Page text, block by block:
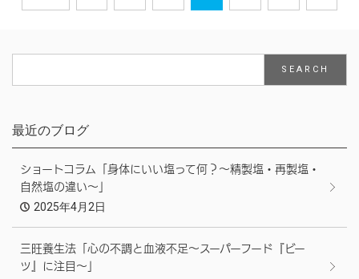
最近のブログ
ショートコラム「身体にいい塩って何？～精製塩・再製塩・
自然塩の違い～」
2025年4月2日
三旺養生法「心の不調と血液不足～スーパーフード『ビー
ツ』に注目～」